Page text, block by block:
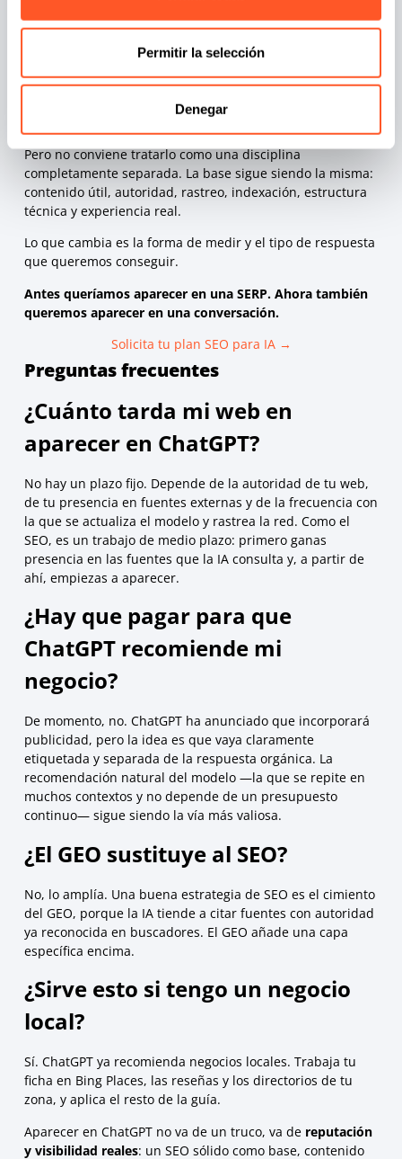
Permitir la selección
Denegar
motores de respuesta.
generativos de IA.
El posicionamiento en IA agrupa todas las acciones
recomendada en respuestas generadas por
inteligencia artificial.
Pero no conviene tratarlo como una disciplina
completamente separada. La base sigue siendo la misma:
contenido útil, autoridad, rastreo, indexación, estructura
técnica y experiencia real.
Lo que cambia es la forma de medir y el tipo de respuesta
que queremos conseguir.
Antes queríamos aparecer en una SERP. Ahora también
queremos aparecer en una conversación.
Solicita tu plan SEO para IA →
Preguntas frecuentes
¿Cuánto tarda mi web en
aparecer en ChatGPT?
No hay un plazo fijo. Depende de la autoridad de tu web,
de tu presencia en fuentes externas y de la frecuencia con
la que se actualiza el modelo y rastrea la red. Como el
SEO, es un trabajo de medio plazo: primero ganas
presencia en las fuentes que la IA consulta y, a partir de
ahí, empiezas a aparecer.
¿Hay que pagar para que
ChatGPT recomiende mi
negocio?
De momento, no. ChatGPT ha anunciado que incorporará
publicidad, pero la idea es que vaya claramente
etiquetada y separada de la respuesta orgánica. La
recomendación natural del modelo —la que se repite en
muchos contextos y no depende de un presupuesto
continuo— sigue siendo la vía más valiosa.
¿El GEO sustituye al SEO?
No, lo amplía. Una buena estrategia de SEO es el cimiento
del GEO, porque la IA tiende a citar fuentes con autoridad
ya reconocida en buscadores. El GEO añade una capa
específica encima.
¿Sirve esto si tengo un negocio
local?
Sí. ChatGPT ya recomienda negocios locales. Trabaja tu
ficha en Bing Places, las reseñas y los directorios de tu
zona, y aplica el resto de la guía.
Aparecer en ChatGPT no va de un truco, va de reputación
y visibilidad reales: un SEO sólido como base, contenido